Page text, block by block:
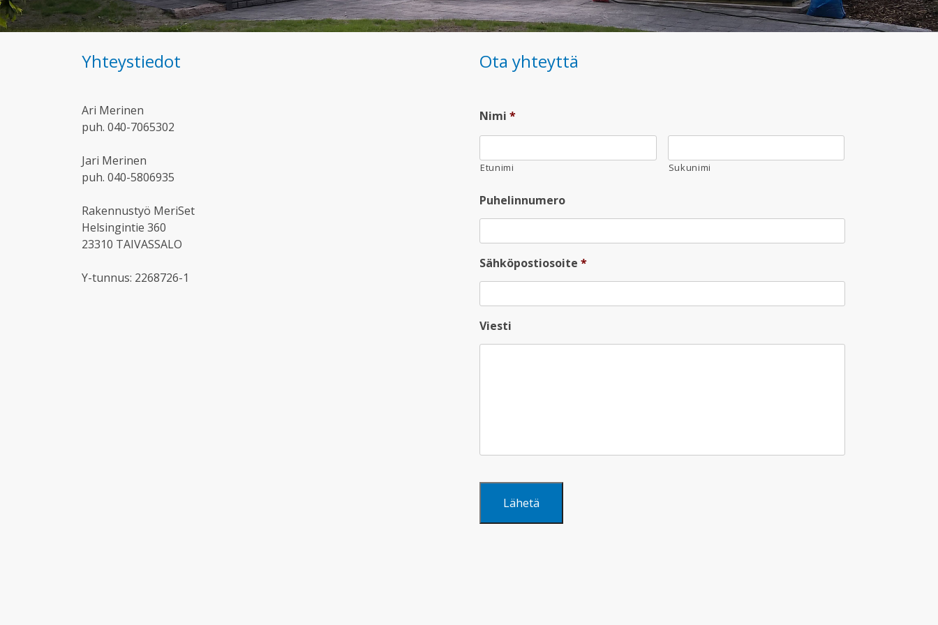
Yhteystiedot
Ari Merinen
puh. 040-7065302
Jari Merinen
puh. 040-5806935
Rakennustyö MeriSet
Helsingintie 360
23310 TAIVASSALO
Y-tunnus: 2268726-1
Ota yhteyttä
Nimi *
Etunimi Sukunimi
Puhelinnumero
Sähköpostiosoite *
Viesti